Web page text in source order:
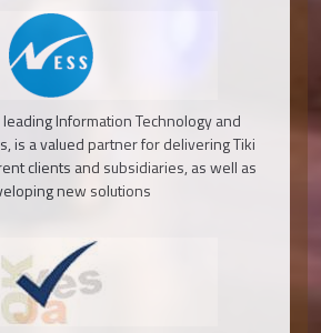
Information Technology and
is a valued partner for delivering Tiki
clients and subsidiaries, as well as
new solutions.